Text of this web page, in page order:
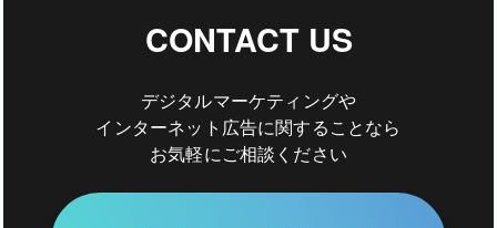
CONTACT US
デジタルマーケティングや
インターネット広告に関することなら
お気軽にご相談ください